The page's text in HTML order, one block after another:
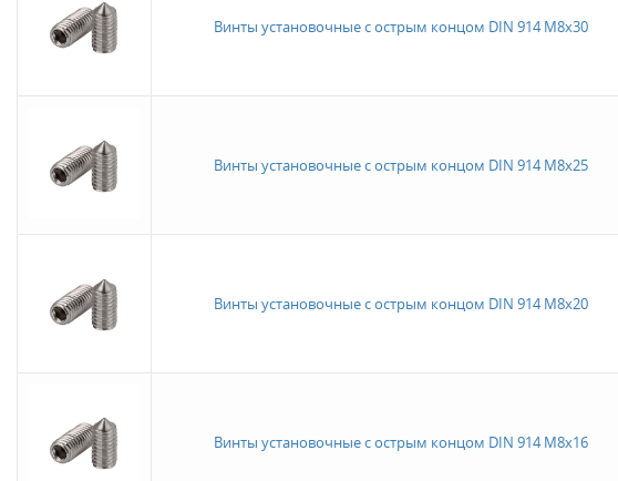
Винты установочные с острым концом DIN 914 M8x30
Винты установочные с острым концом DIN 914 M8x25
Винты установочные с острым концом DIN 914 M8x20
Винты установочные с острым концом DIN 914 M8x16